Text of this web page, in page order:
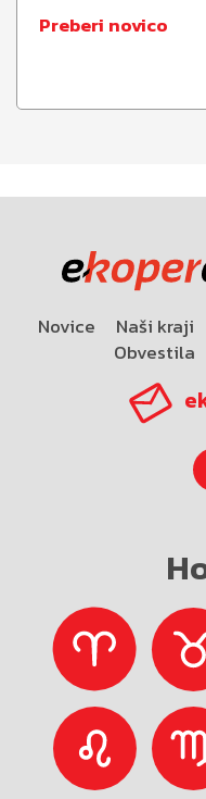
Preberi novico
Novice Naši kraji
Obvestila